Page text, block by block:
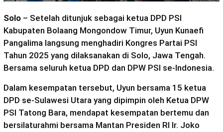
Solo – Setelah ditunjuk sebagai ketua DPD PSI
Kabupaten Bolaang Mongondow Timur, Uyun Kunaefi
Pangalima langsung menghadiri Kongres Partai PSI
Tahun 2025 yang dilaksanakan di Solo, Jawa Tengah.
Bersama seluruh ketua DPD dan DPW PSI se-Indonesia.
Dalam kesempatan tersebut, Uyun bersama 15 ketua
DPD se-Sulawesi Utara yang dipimpin oleh Ketua DPW
PSI Tatong Bara, mendapat kesempatan bertemu dan
bersilaturahmi bersama Mantan Presiden RI Ir. Joko